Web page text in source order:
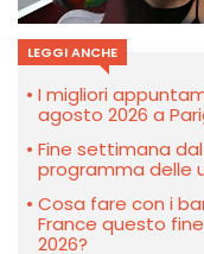
LEGGI ANCHE
I migliori
agosto 2026 a
Fine settimana
programma delle
Cosa fare con i
France questo
2026?